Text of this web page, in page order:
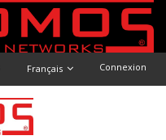
Connexion
Français